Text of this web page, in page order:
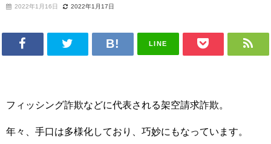
2022年1月16日 2022年1月17日
LINE
フィッシング詐欺などに代表される架空請求詐欺。
年々、手口は多様化しており、巧妙にもなっています。